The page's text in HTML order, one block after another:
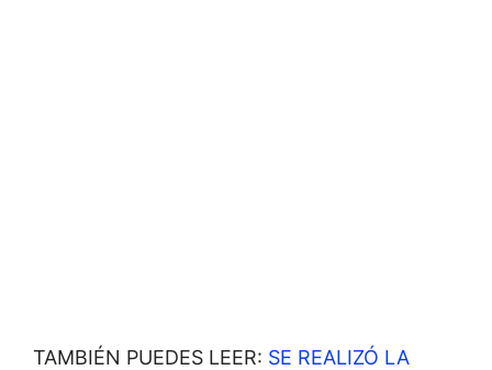
TAMBIÉN PUEDES LEER: SE REALIZÓ LA